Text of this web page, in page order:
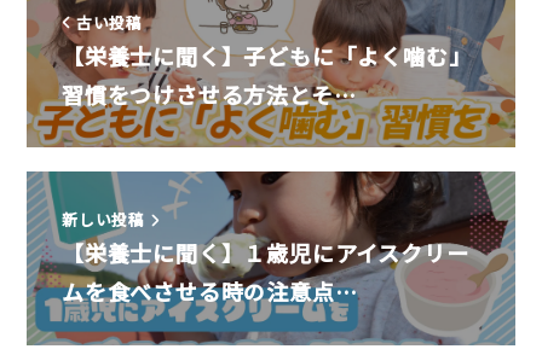
古い投稿
【栄養士に聞く】子どもに「よく噛む」
習慣をつけさせる方法とそ…
新しい投稿
【栄養士に聞く】１歳児にアイスクリー
ムを食べさせる時の注意点…